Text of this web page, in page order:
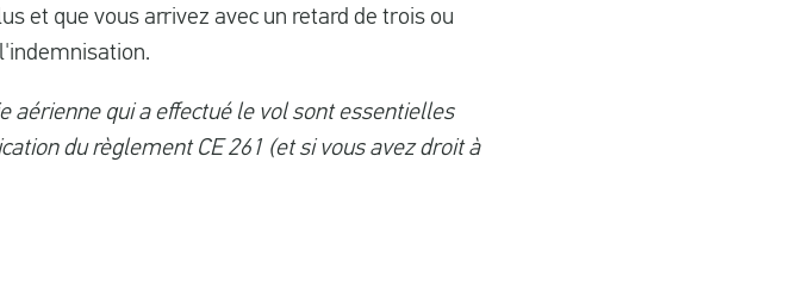
et que vous arrivez avec un retard de trois ou
aérienne qui a effectué le vol sont essentielles
du règlement CE 261 (et si vous avez droit à